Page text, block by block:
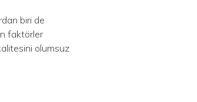
biri de
faktörler
olumsuz